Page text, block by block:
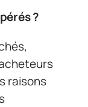
?
raisons